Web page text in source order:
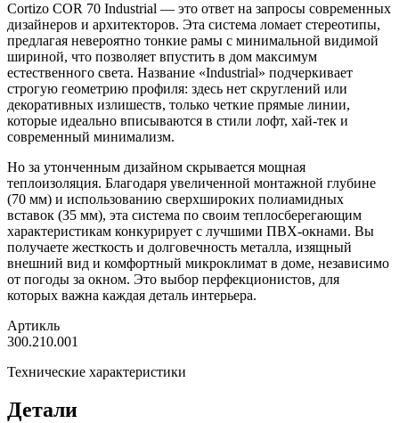
Cortizo COR 70 Industrial — это ответ на запросы современных
дизайнеров и архитекторов. Эта система ломает стереотипы,
предлагая невероятно тонкие рамы с минимальной видимой
шириной, что позволяет впустить в дом максимум
естественного света. Название «Industrial» подчеркивает
строгую геометрию профиля: здесь нет скруглений или
декоративных излишеств, только четкие прямые линии,
которые идеально вписываются в стили лофт, хай-тек и
современный минимализм.
Но за утонченным дизайном скрывается мощная
теплоизоляция. Благодаря увеличенной монтажной глубине
(70 мм) и использованию сверхшироких полиамидных
вставок (35 мм), эта система по своим теплосберегающим
характеристикам конкурирует с лучшими ПВХ-окнами. Вы
получаете жесткость и долговечность металла, изящный
внешний вид и комфортный микроклимат в доме, независимо
от погоды за окном. Это выбор перфекционистов, для
которых важна каждая деталь интерьера.
Артикль
300.210.001
Технические характеристики
Детали